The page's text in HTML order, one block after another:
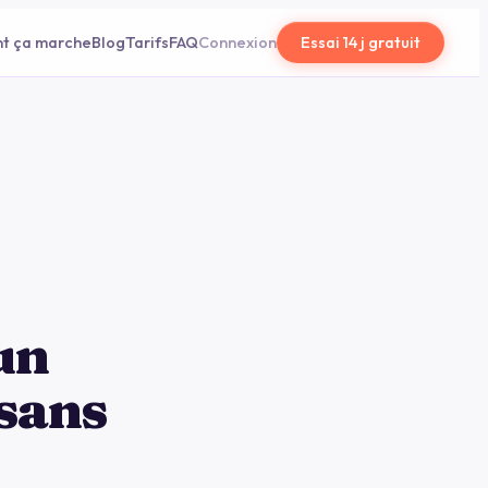
ça marcheBlogTarifsFAQConnexion Essai 14 j gratuit